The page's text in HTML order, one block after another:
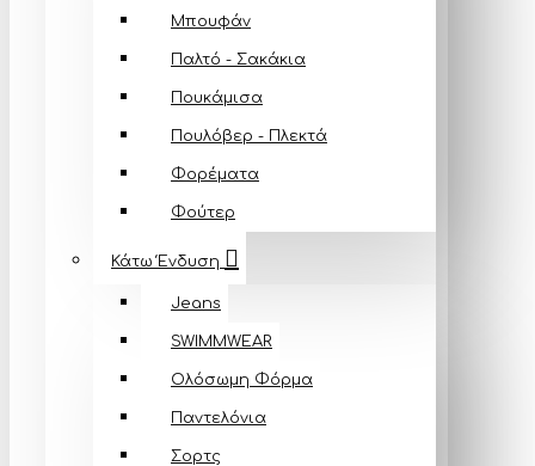
Μπουφάν
Παλτό - Σακάκια
Πουκάμισα
Πουλόβερ - Πλεκτά
Φορέματα
Φούτερ
Κάτω Ένδυση
Jeans
SWIMMWEAR
Ολόσωμη Φόρμα
Παντελόνια
Σορτς